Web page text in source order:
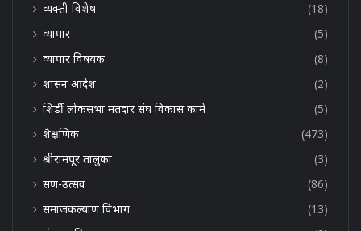
व्यक्ती विशेष
(18)
व्यापार
(5)
व्यापार विषयक
(8)
शासन आदेश
(2)
शिर्डी लोकसभा मतदार संघ विकास कामे
(5)
शैक्षणिक
(473)
श्रीरामपूर तालुका
(3)
सण-उत्सव
(86)
समाजकल्याण विभाग
(13)